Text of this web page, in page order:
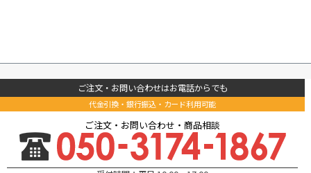
ご注文・お問い合わせはお電話からでも
代金引換・銀行振込・カード利用可能
ご注文・お問い合わせ・商品相談